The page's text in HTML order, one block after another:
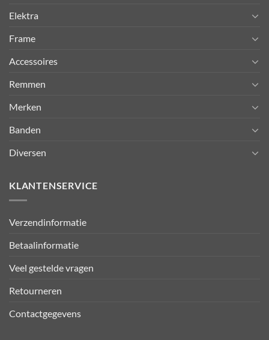
Elektra
Frame
Accessoires
Remmen
Merken
Banden
Diversen
KLANTENSERVICE
Verzendinformatie
Betaalinformatie
Veel gestelde vragen
Retourneren
Contactgegevens